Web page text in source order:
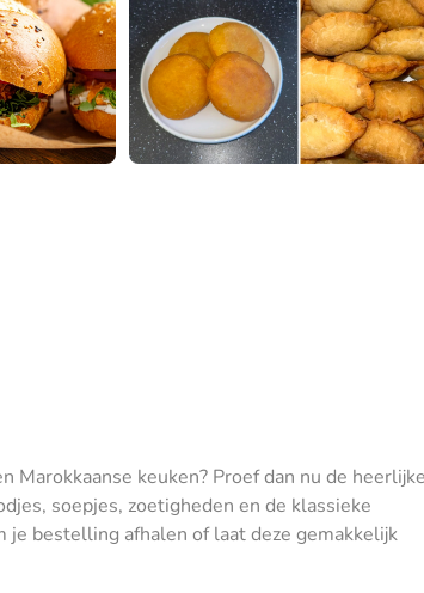
keuken? Proef dan nu de heerlijke
soepjes, zoetigheden en de klassieke
je bestelling afhalen of laat deze gemakkelijk